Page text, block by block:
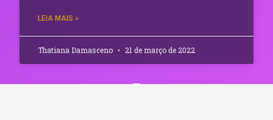
LEIA MAIS »
Thatiana Damasceno 21 de março de 2022